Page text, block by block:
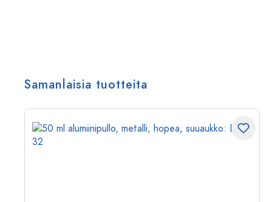
Samanlaisia tuotteita